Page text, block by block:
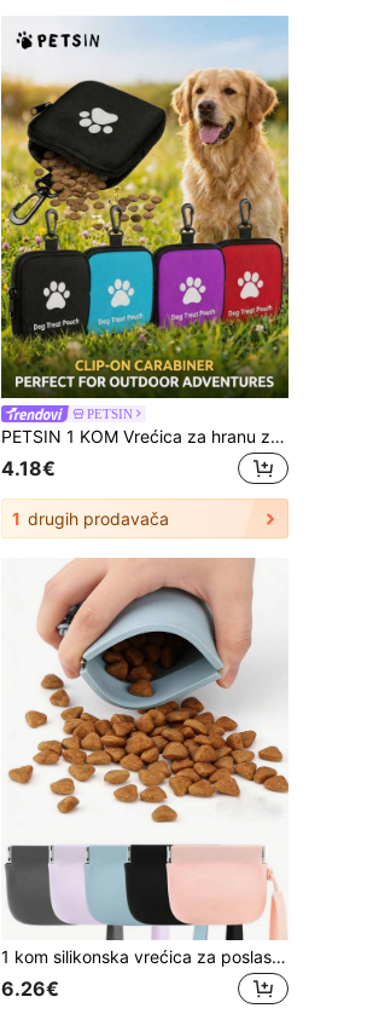
PETSIN
PETSIN 1 KOM Vrećica za hranu za pse s otiskom šape i zatvaračem - Prijenosna vrećica za grickalice za kućne ljubimce za vanjsku dresuru pasa
4.18€
1 drugih prodavača
1 kom silikonska vrećica za poslastice za dresuru pasa, torbica za struk za dresuru pasa, ručna torba za šetnju s grickalicama za pse, pogodna za putovanja i vanjske aktivnosti štenaca, dozator poslastica za pse
6.26€